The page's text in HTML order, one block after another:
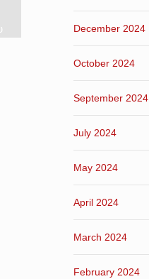
December 2024
October 2024
September 2024
July 2024
May 2024
April 2024
March 2024
February 2024